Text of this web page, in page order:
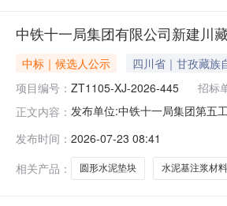
中铁十一局集团有限公司新建川
中标｜候选人公示 四川省｜甘孜藏族
项目编号： ZT1105-XJ-2026-445 招标
正文内容： 发布单位:中铁十一局集团第五
料及添加剂材料采购询价(询价
发布时间： 2026-07-23 08:41
相关产品：
圆形水泥垫块 水泥基注浆材